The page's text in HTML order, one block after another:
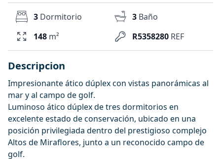
R5358280 REF
3 Dormitorio 3 Baño
148 m²
Descripcion
Impresionante ático dúplex con vistas panorámicas al
mar y al campo de golf.
Luminoso ático dúplex de tres dormitorios en
excelente estado de conservación, ubicado en una
posición privilegiada dentro del prestigioso complejo
Altos de Miraflores, junto a un reconocido campo de
golf.